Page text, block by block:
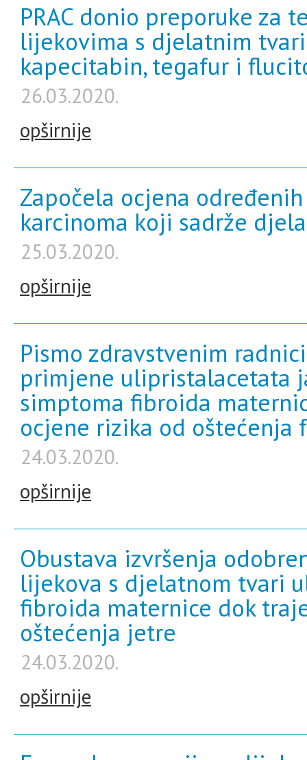
PRAC donio preporuke za
lijekovima s djelatnim
kapecitabin, tegafur i
26.03.2020.
opširnije
Započela ocjena
karcinoma koji sadrže
25.03.2020.
opširnije
Pismo zdravstvenim
primjene ulipristalacetata
simptoma fibroida
ocjene rizika od oštećenja
24.03.2020.
opširnije
Obustava izvršenja
lijekova s djelatnom tvari
fibroida maternice dok
oštećenja jetre
24.03.2020.
opširnije